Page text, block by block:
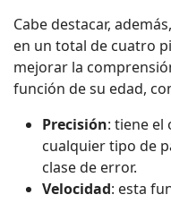
Cabe destacar,
en un total de cuatro
mejorar la
función de su edad,
Precisión: tiene el
cualquier tipo de
clase de error.
Velocidad: esta